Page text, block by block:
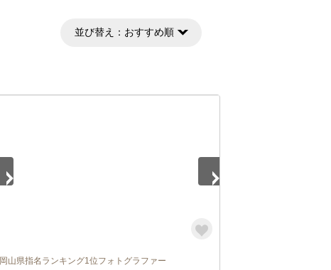
並び替え： おすすめ順
岡山県指名ランキング1位フォトグラファー